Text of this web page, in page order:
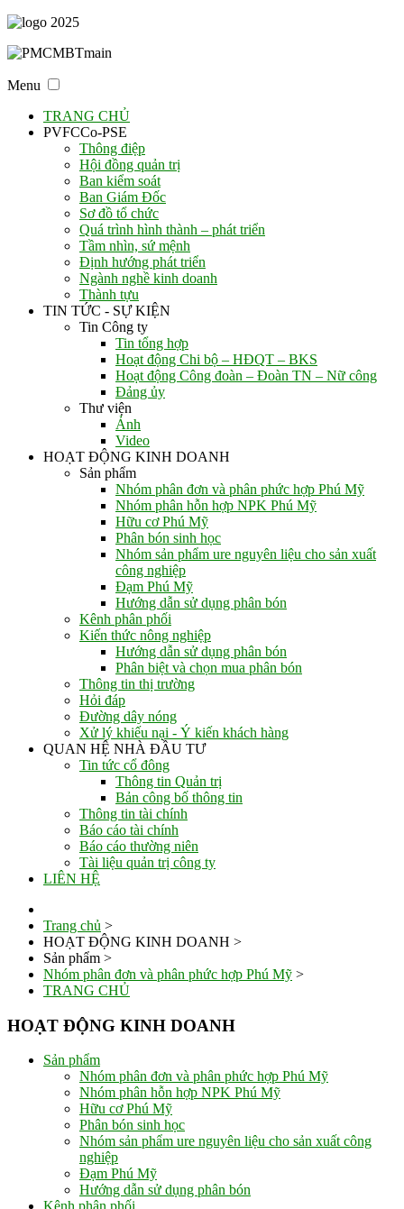
Menu
TRANG CHỦ
PVFCCo-PSE
Thông điệp
Hội đồng quản trị
Ban kiểm soát
Ban Giám Đốc
Sơ đồ tổ chức
Quá trình hình thành – phát triển
Tầm nhìn, sứ mệnh
Định hướng phát triển
Ngành nghề kinh doanh
Thành tựu
TIN TỨC - SỰ KIỆN
Tin Công ty
Tin tổng hợp
Hoạt động Chi bộ – HĐQT – BKS
Hoạt động Công đoàn – Đoàn TN – Nữ công
Đảng ủy
Thư viện
Ảnh
Video
HOẠT ĐỘNG KINH DOANH
Sản phẩm
Nhóm phân đơn và phân phức hợp Phú Mỹ
Nhóm phân hỗn hợp NPK Phú Mỹ
Hữu cơ Phú Mỹ
Phân bón sinh học
Nhóm sản phẩm ure nguyên liệu cho sản xuất
công nghiệp
Đạm Phú Mỹ
Hướng dẫn sử dụng phân bón
Kênh phân phối
Kiến thức nông nghiệp
Hướng dẫn sử dụng phân bón
Phân biệt và chọn mua phân bón
Thông tin thị trường
Hỏi đáp
Đường dây nóng
Xử lý khiếu nại - Ý kiến khách hàng
QUAN HỆ NHÀ ĐẦU TƯ
Tin tức cổ đông
Thông tin Quản trị
Bản công bố thông tin
Thông tin tài chính
Báo cáo tài chính
Báo cáo thường niên
Tài liệu quản trị công ty
LIÊN HỆ
Trang chủ >
HOẠT ĐỘNG KINH DOANH >
Sản phẩm >
Nhóm phân đơn và phân phức hợp Phú Mỹ >
TRANG CHỦ
HOẠT ĐỘNG KINH DOANH
Sản phẩm
Nhóm phân đơn và phân phức hợp Phú Mỹ
Nhóm phân hỗn hợp NPK Phú Mỹ
Hữu cơ Phú Mỹ
Phân bón sinh học
Nhóm sản phẩm ure nguyên liệu cho sản xuất công
nghiệp
Đạm Phú Mỹ
Hướng dẫn sử dụng phân bón